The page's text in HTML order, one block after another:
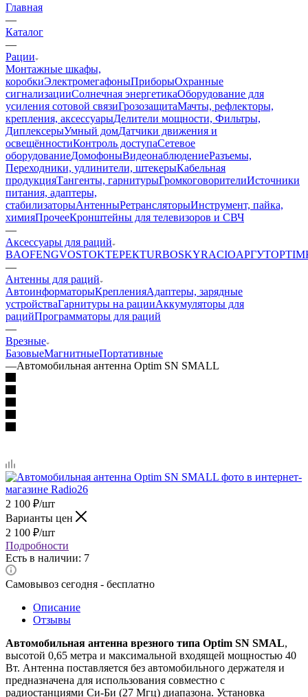
Главная
—
Каталог
—
Рации
Монтажные шкафы,
коробкиЭлектромегафоныПриборыОхранные
сигнализацииСолнечная энергетикаОборудование для
усиления сотовой связиГрозозащитаМачты, рефлекторы,
крепления, аксессуарыДелители мощности, Фильтры,
ДиплексерыУмный домДатчики движения и
освещённостиКонтроль доступаСетевое
оборудованиеДомофоныВидеонаблюдениеРазъемы,
Переходники, удлинители, штекерыКабельная
продукцияТангенты, гарнитурыГромкоговорителиИсточники
питания, адаптеры,
стабилизаторыАнтенныРетрансляторыИнструмент, пайка,
химияПрочееКронштейны для телевизоров и СВЧ
—
Аксессуары для раций
BAOFENGVOSTOKТЕРЕКTURBOSKYRACIOАРГУТOPTIM
—
Антенны для раций
АвтоинформаторыКрепленияАдаптеры, зарядные
устройстваГарнитуры на рацииАккумуляторы для
рацийПрограмматоры для раций
—
Врезные
БазовыеМагнитныеПортативные
—Автомобильная антенна Optim SN SMALL
2 100 ₽/шт
Варианты цен
2 100 ₽/шт
Подробности
Есть в наличии: 7
Самовывоз сегодня - бесплатно
Описание
Отзывы
Автомобильная антенна врезного типа Optim SN SMAL,
высотой 0,65 метра и максимальной входящей мощностью 40
Вт. Антенна поставляется без автомобильного держателя и
предназначена для использования совместно с
радиостанциями Си-Би (27 Мгц) диапазона. Установка